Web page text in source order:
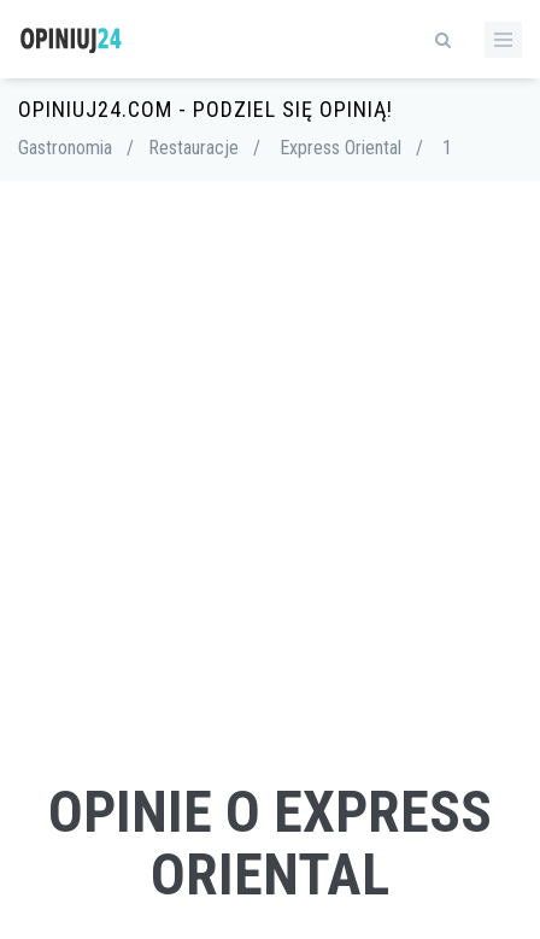
OPINIUJ24.COM - PODZIEL SIĘ OPINIĄ!
Gastronomia / Restauracje / Express Oriental / 1
OPINIE O EXPRESS
ORIENTAL